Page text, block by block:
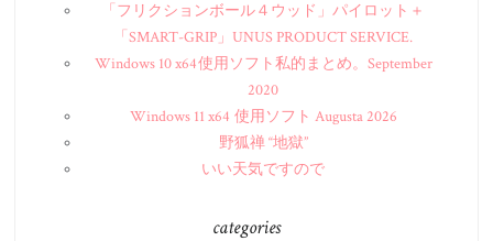
「フリクションボール４ウッド」パイロット＋
「SMART-GRIP」UNUS PRODUCT SERVICE.
Windows 10 x64 使用ソフト私的まとめ。September
2020
Windows 11 x64 使用ソフト Augusta 2026
野狐禅 “地獄”
いい天気ですので
categories